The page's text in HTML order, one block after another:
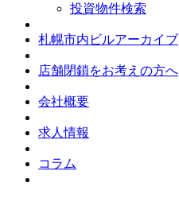
投資物件検索
札幌市内ビルアーカイブ
店舗閉鎖をお考えの方へ
会社概要
求人情報
コラム